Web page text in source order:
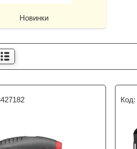
Новинки